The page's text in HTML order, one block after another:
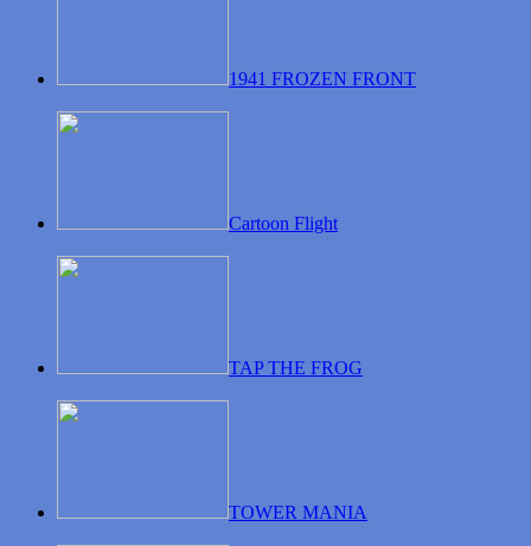
1941 FROZEN FRONT
Cartoon Flight
TAP THE FROG
TOWER MANIA